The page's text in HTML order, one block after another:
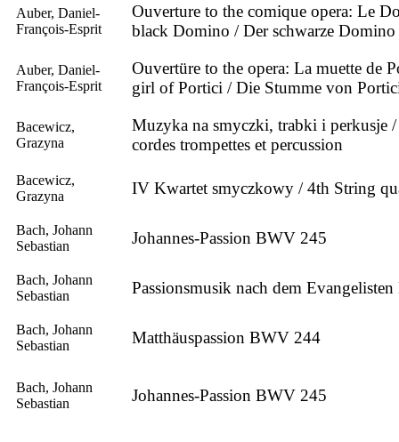
Auber, Daniel-
François-Esprit
Ouverture to the comique opera: Le
black Domino / Der schwarze Domino
Auber, Daniel-
François-Esprit
Ouvertüre to the opera: La muette de
girl of Portici / Die Stumme von
Bacewicz,
Grazyna
Muzyka na smyczki, trabki i perkusje
cordes trompettes et percussion
Bacewicz,
Grazyna
IV Kwartet smyczkowy / 4th String
Bach, Johann
Sebastian
Johannes-Passion BWV 245
Bach, Johann
Sebastian
Passionsmusik nach dem
Bach, Johann
Sebastian
Matthäuspassion BWV 244
Bach, Johann
Sebastian
Johannes-Passion BWV 245